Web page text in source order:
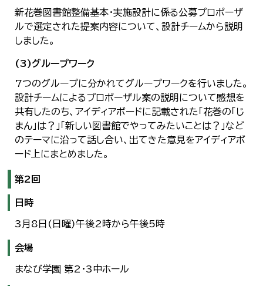
新花巻図書館整備基本・実施設計に係る公募プロポーザ
ルで選定された提案内容について、設計チームから説明
しました。
(3)グループワーク
7つのグループに分かれてグループワークを行いました。
設計チームによるプロポーザル案の説明について感想を
共有したのち、アイディアボードに記載された「花巻の「じ
まん」は？」「新しい図書館でやってみたいことは？」など
のテーマに沿って話し合い、出てきた意見をアイディアボ
ード上にまとめました。
第2回
日時
3月8日(日曜)午後2時から午後5時
会場
まなび学園 第2・3中ホール